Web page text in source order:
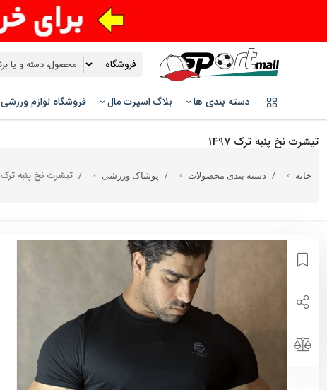
دسته بندی ها بلاگ اسپرت مال فروشگاه لوازم ورزشی
تیشرت نخ پنبه ترک 1497
خانه دسته بندی محصولات پوشاک ورزشی تیشرت نخ پنبه ترک 1497